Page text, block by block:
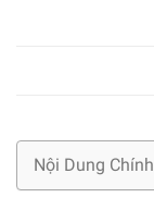
Nội Dung Chính